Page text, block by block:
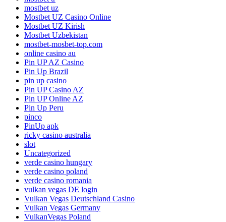
mostbet uz
Mostbet UZ Casino Online
Mostbet UZ Kirish
Mostbet Uzbekistan
mostbet-mosbet-top.com
online casino au
Pin UP AZ Casino
Pin Up Brazil
pin up casino
Pin UP Casino AZ
Pin UP Online AZ
Pin Up Peru
pinco
PinUp apk
ricky casino australia
slot
Uncategorized
verde casino hungary
verde casino poland
verde casino romania
vulkan vegas DE login
Vulkan Vegas Deutschland Casino
Vulkan Vegas Germany
VulkanVegas Poland